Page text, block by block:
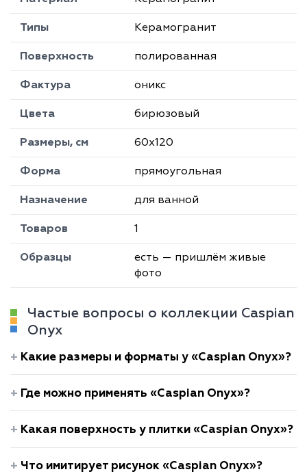
Типы Керамогранит
Поверхность полированная
Фактура оникс
Цвета бирюзовый
Размеры, см 60х120
Форма прямоугольная
Назначение для ванной
Товаров 1
Образцы
есть — пришлём живые
фото
Частые вопросы о коллекции Caspian
Onyx
Какие размеры и форматы у «Caspian Onyx»?
Где можно применять «Caspian Onyx»?
Какая поверхность у плитки «Caspian Onyx»?
Что имитирует рисунок «Caspian Onyx»?